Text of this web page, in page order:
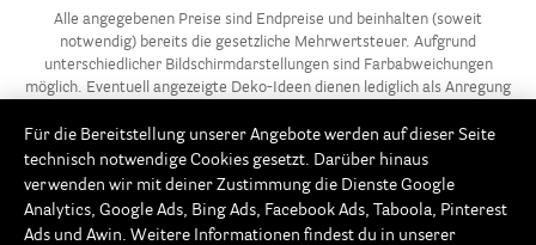
Alle angegebenen Preise sind Endpreise und beinhalten (soweit
notwendig) bereits die gesetzliche Mehrwertsteuer. Aufgrund
unterschiedlicher Bildschirmdarstellungen sind Farbabweichungen
möglich. Eventuell angezeigte Deko-Ideen dienen lediglich als Anregung
** Die 3 für 2-Aktion gilt für alle Artikel der Kategorie „Gießen –
Modellieren / Gießformen“ in unserem Onlineshop unter
www.Rayher.com. Ab 3 Gießformen im Warenkorb erhältst du die
günstigste Gießform gratis. Dieses Angebot potenziert sich im 3er-
Für die Bereitstellung unserer Angebote werden auf dieser Seite
technisch notwendige Cookies gesetzt. Darüber hinaus
verwenden wir mit deiner Zustimmung die Dienste Google
Analytics, Google Ads, Bing Ads, Facebook Ads, Taboola, Pinterest
Ads und Awin. Weitere Informationen findest du in unserer